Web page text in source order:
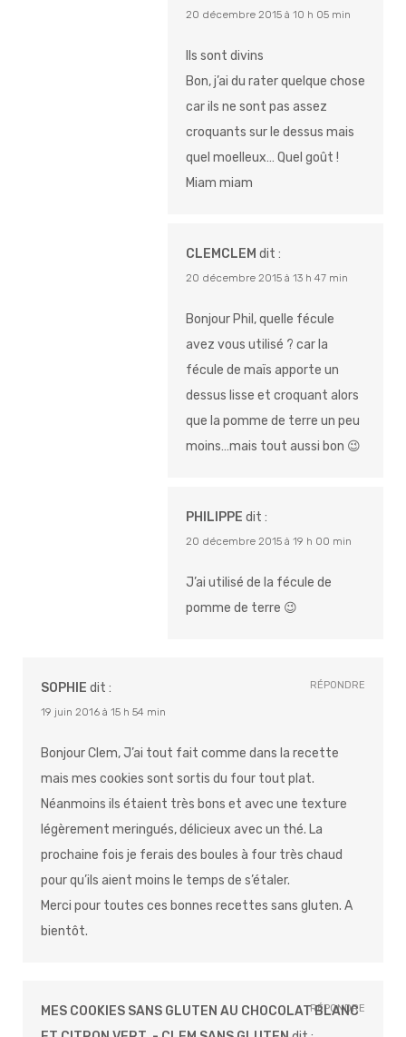
20 décembre 2015 à 10 h 05 min
Ils sont divins
Bon, j’ai du rater quelque chose
car ils ne sont pas assez
croquants sur le dessus mais
quel moelleux… Quel goût !
Miam miam
CLEMCLEM dit :
20 décembre 2015 à 13 h 47 min
Bonjour Phil, quelle fécule
avez vous utilisé ? car la
fécule de maïs apporte un
dessus lisse et croquant alors
que la pomme de terre un peu
moins…mais tout aussi bon 😉
PHILIPPE dit :
20 décembre 2015 à 19 h 00 min
J’ai utilisé de la fécule de
pomme de terre 😉
SOPHIE dit :
19 juin 2016 à 15 h 54 min
Bonjour Clem, J’ai tout fait comme dans la recette
mais mes cookies sont sortis du four tout plat.
Néanmoins ils étaient très bons et avec une texture
légèrement meringués, délicieux avec un thé. La
prochaine fois je ferais des boules à four très chaud
pour qu’ils aient moins le temps de s’étaler.
Merci pour toutes ces bonnes recettes sans gluten. A
bientôt.
RÉPONDRE
MES COOKIES SANS GLUTEN AU CHOCOLAT BLANC
RÉPONDRE